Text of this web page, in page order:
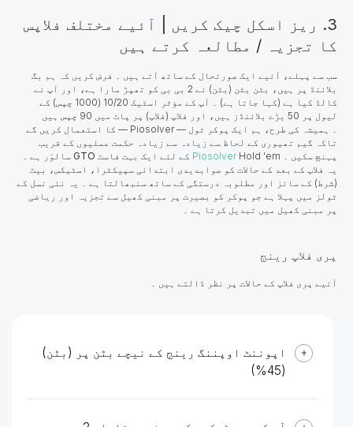
3. ریز اسکل چیک کریں | آئیے مختلف فلاپس
کا تجزیہ / مطالعہ کرتے ہیں
سب سے پہلے، آئیے ایک صورتحال کے ساتھ آتے ہیں ۔ فرض کریں کہ ہم بگ
بلائنڈ پر ہیں، بٹن بٹن (بٹن) نے 2 بی بی کو تھپڑ مارا ہے، اور آپ نے
کالڈ کیا ہے (کہا جاتا ہے) ۔ آپ کے مؤثر اسٹیک 10/20 (1000 چپس) کے
لیول پر 50 بڑے بلائنڈز ہیں، اور فلاپ (فلاپ) پر پاٹ میں 90 چپس ہیں
۔ ہمیشہ کی طرح، ہم ایک پوکر ٹول — Piosolver — کا استعمال
کریں گے
تاکہ گیم تھیوری کے لحاظ سے زیادہ سے زیادہ حکمت عملیوں کے قریب
پہنچ سکیں ۔
Piosolver Hold 'em کے لئے ایک بہت فاسٹ GTO سالوَر ہے ۔
یہ فلاپ کے بعد کے حالات کو صوابدیدی ابتدائی سپیکٹرا، اسٹیکس، بیٹ
(شرط) کے سائز اور مطلوبہ درستگی کے ساتھ سنبھالتا ہے ۔ یہ نئی نسل کے
ٹولز میں پہلا ہے جو پوکر کو بصیرت پر مبنی کھیل سے تجزیہ اور ریاضی
پر مبنی کھیل میں تبدیل کرتا ہے ۔
پری فلاپ رینج
آئیے پری فلاپ کے حالات پر نظر ڈالتے ہیں ۔
اپوننٹ اوپننگ رینج کے نیچے بٹن پر (بٹن)
(45%)